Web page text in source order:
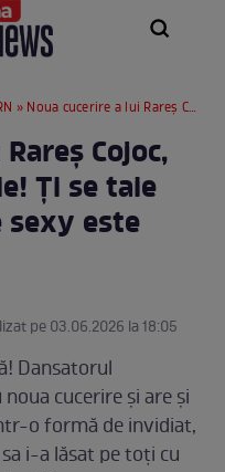
» Noua cucerire a lui Rareș Cojoc, apariție de senzație! Ți se taie respirația la cât de sexy este Claudia Dumitru
Cojoc,
Ți se taie
sexy este
pe 03.06.2026 la 18:05
Dansatorul
cucerire și are și
o formă de invidiat,
i-a lăsat pe toți cu